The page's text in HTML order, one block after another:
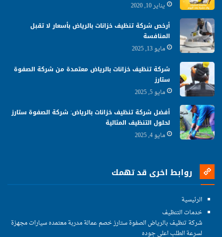
يناير 10, 2020
أرخص شركة تنظيف خزانات بالرياض بأسعار لا تقبل
المنافسة
مايو 13, 2025
شركة تنظيف خزانات بالرياض معتمدة من شركة الصفوة
ستارز
مايو 5, 2025
أفضل شركة تنظيف خزانات بالرياض: شركة الصفوة ستارز
لحلول التنظيف المثالية
مايو 4, 2025
روابط اخرى قد تهمك
الرئيسية
خدمات التنظيف
شركة تنظيف بالرياض الصفوة ستارز خصم عمالة مدربة معتمده سيارات مجهزة
لسرعة الطلب اعلي جوده